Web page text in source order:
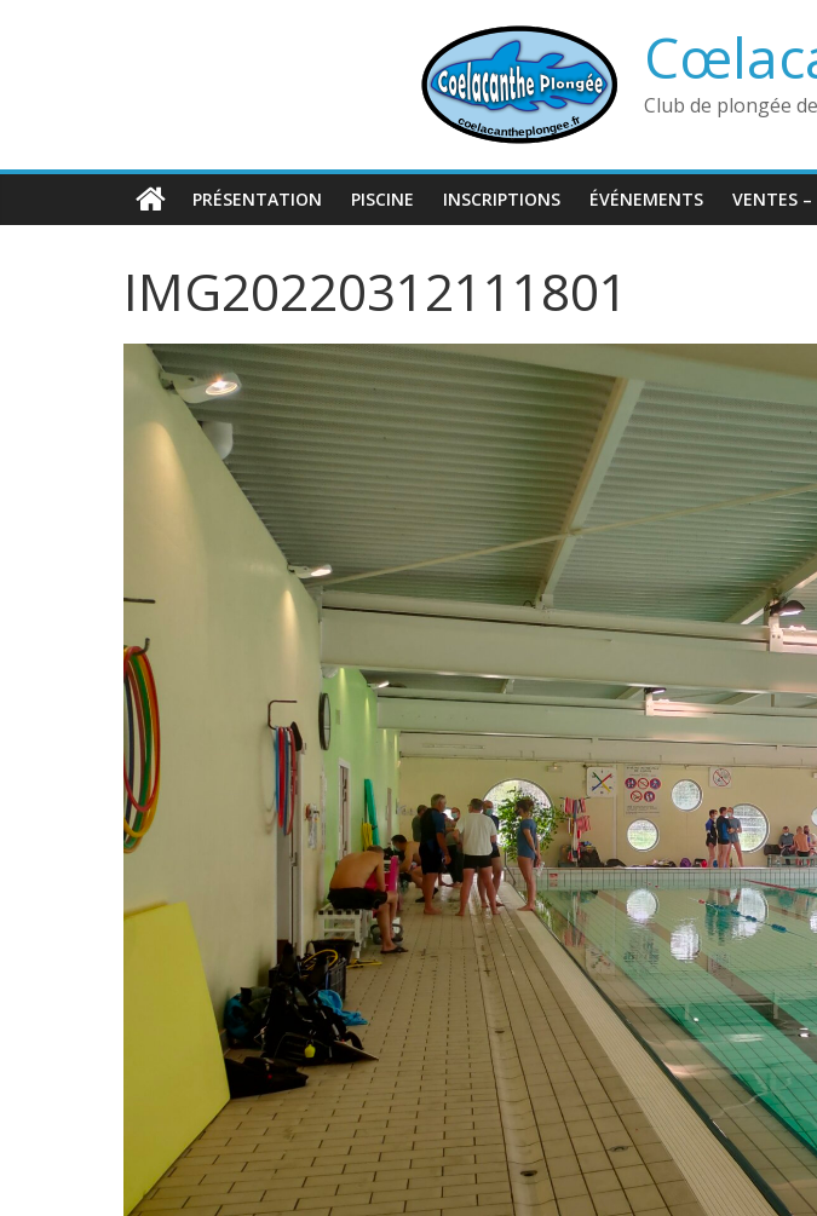
Club de plongée
PRÉSENTATION PISCINE INSCRIPTIONS ÉVÉNEMENTS VENTES –
IMG20220312111801